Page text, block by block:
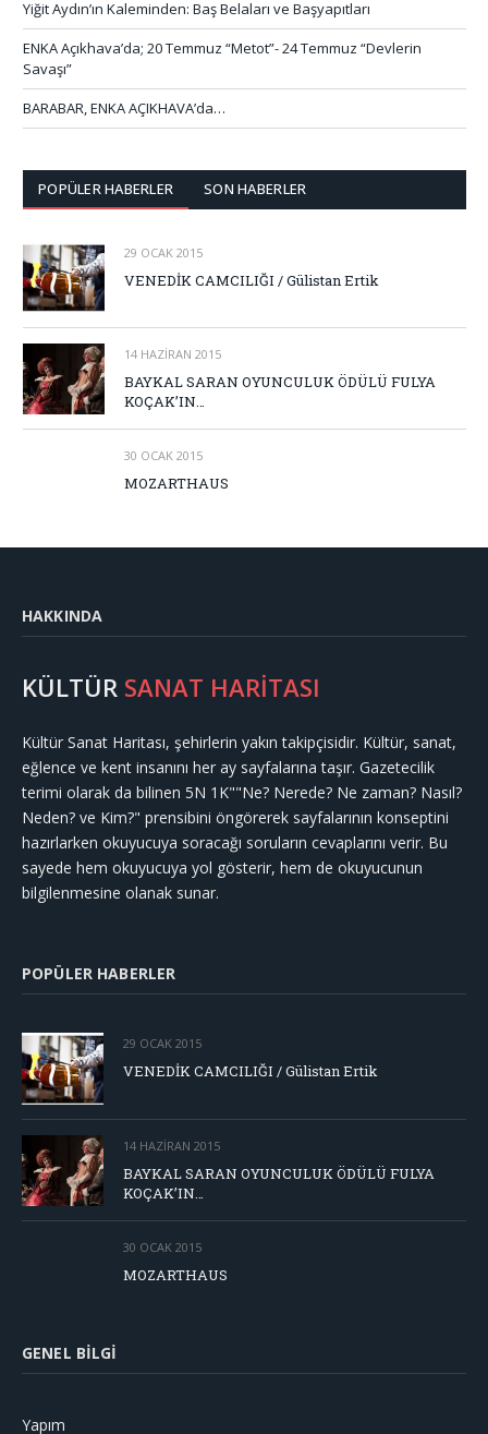
Yiğit Aydın’ın Kaleminden: Baş Belaları ve Başyapıtları
ENKA Açıkhava’da; 20 Temmuz “Metot”- 24 Temmuz “Devlerin
Savaşı”
BARABAR, ENKA AÇIKHAVA’da…
POPÜLER HABERLER SON HABERLER
29 OCAK 2015
VENEDİK CAMCILIĞI / Gülistan Ertik
14 HAZIRAN 2015
BAYKAL SARAN OYUNCULUK ÖDÜLÜ FULYA
KOÇAK’IN…
30 OCAK 2015
MOZARTHAUS
HAKKINDA
KÜLTÜR SANAT HARİTASI
Kültür Sanat Haritası, şehirlerin yakın takipçisidir. Kültür, sanat,
eğlence ve kent insanını her ay sayfalarına taşır. Gazetecilik
terimi olarak da bilinen 5N 1K""Ne? Nerede? Ne zaman? Nasıl?
Neden? ve Kim?" prensibini öngörerek sayfalarının konseptini
hazırlarken okuyucuya soracağı soruların cevaplarını verir. Bu
sayede hem okuyucuya yol gösterir, hem de okuyucunun
bilgilenmesine olanak sunar.
POPÜLER HABERLER
29 OCAK 2015
VENEDİK CAMCILIĞI / Gülistan Ertik
14 HAZIRAN 2015
BAYKAL SARAN OYUNCULUK ÖDÜLÜ FULYA
KOÇAK’IN…
30 OCAK 2015
MOZARTHAUS
GENEL BILGI
Yapım